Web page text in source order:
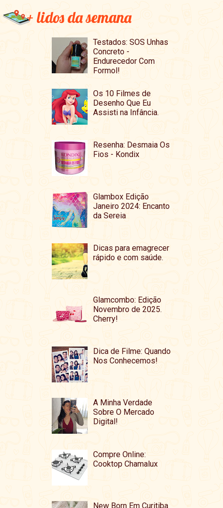
+ lidos da semana
Testados: SOS Unhas
Concreto -
Endurecedor Com
Formol!
Os 10 Filmes de
Desenho Que Eu
Assisti na Infância.
Resenha: Desmaia Os
Fios - Kondix
Glambox Edição
Janeiro 2024: Encanto
da Sereia
Dicas para emagrecer
rápido e com saúde.
Glamcombo: Edição
Novembro de 2025.
Cherry!
Dica de Filme: Quando
Nos Conhecemos!
A Minha Verdade
Sobre O Mercado
Digital!
Compre Online:
Cooktop Chamalux
New Born Em Curitiba